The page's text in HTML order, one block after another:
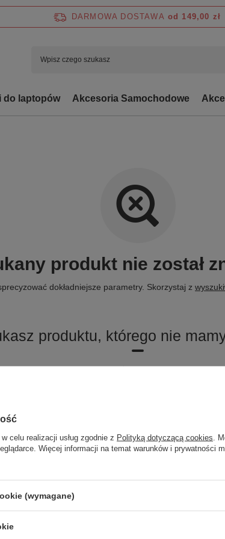
DARMOWA DOSTAWA od 149,00 zł
do laptopów Akcesoria Samochodowe
produkt nie został
dokładniejsze parametry. Skorzystaj z
produktu, którego nie
go w naszym sklepie, możesz skorzystać ze
celu realizacji usług zgodnie z Polityką dotyczącą cookies .
Więcej informacji na temat warunków i prywatności
(wymagane)